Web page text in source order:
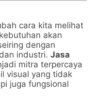
cara kita melihat
akan
dengan
industri.Jasa
mitra terpercaya
visual yang tidak
juga fungsional